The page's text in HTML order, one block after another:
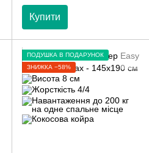
Купити
ПОДУШКА В ПОДАРУНОК
ЗНИЖКА −58%